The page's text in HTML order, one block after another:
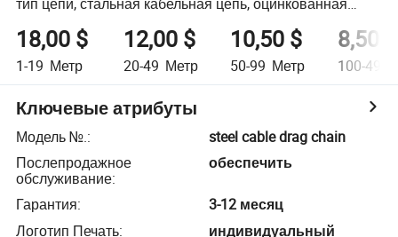
кабельная цепь, цепь из нержавеющей стали для CNC
машины
18,00 $
1-19 Метр
12,00 $
20-49 Метр
10,50 $
50-99 Метр
8,50 $
100-499
Ключевые атрибуты
Модель №.:
steel cable drag chain
Послепродажное
обслуживание:
обеспечить
Гарантия:
3-12 месяц
Логотип Печать:
индивидуальный